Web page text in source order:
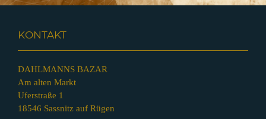
KONTAKT
DAHLMANNS BAZAR
Am alten Markt
Uferstraße 1
18546 Sassnitz auf Rügen